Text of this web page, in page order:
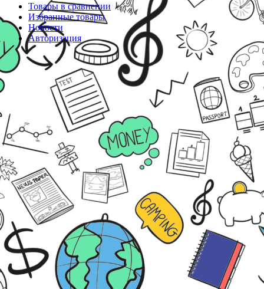
Товары в сравнении
Избранные товары
Новости
Авторизация